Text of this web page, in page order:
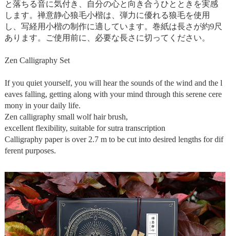
と落ちる音に気付き、自分の心と向き合うひとときを実感
します。禅意静心狼毛小楷は、弾力に優れる狼毛を使用
し、写経用小楷の制作に適しています。巻紙は長さが約9尺
あります。ご使用前に、必要な長さに切ってください。
Zen Calligraphy Set
If you quiet yourself, you will hear the sounds of the wind and the l
eaves falling, getting along with your mind through this serene cere
mony in your daily life.
Zen calligraphy small wolf hair brush,
excellent flexibility, suitable for sutra transcription
Calligraphy paper is over 2.7 m to be cut into desired lengths for dif
ferent purposes.